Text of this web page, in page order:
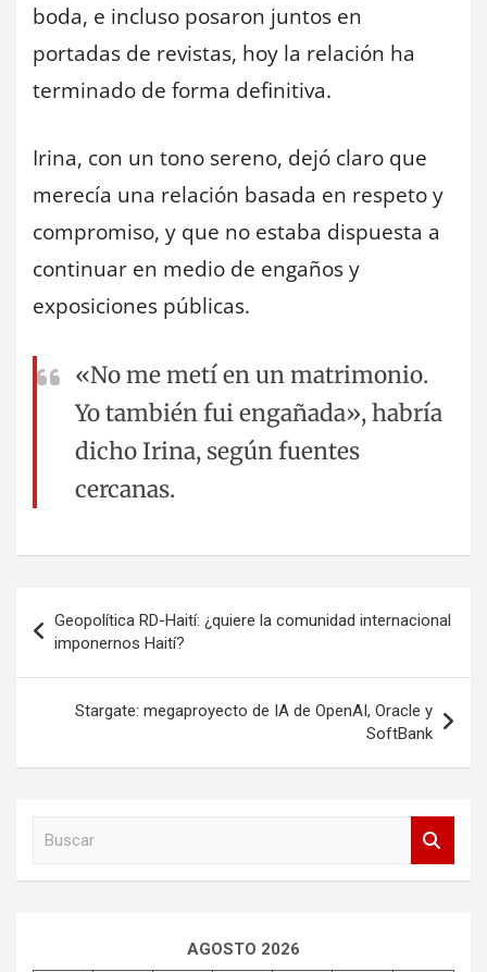
boda, e incluso posaron juntos en
portadas de revistas, hoy la relación ha
terminado de forma definitiva.
Irina, con un tono sereno, dejó claro que
merecía una relación basada en respeto y
compromiso, y que no estaba dispuesta a
continuar en medio de engaños y
exposiciones públicas.
«No me metí en un matrimonio.
Yo también fui engañada», habría
dicho Irina, según fuentes
cercanas.
Navegación
de
entradas
Geopolítica RD-Haití: ¿quiere la comunidad internacional
imponernos Haití?
Stargate: megaproyecto de IA de OpenAI, Oracle y
SoftBank
AGOSTO 2026